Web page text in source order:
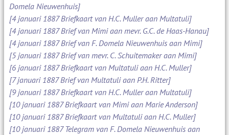
Domela Nieuwenhuis]
[4 januari 1887 Briefkaart van H.C. Muller aan Multatuli]
[4 januari 1887 Brief van Mimi aan mevr. G.C. de Haas-Hanau]
[4 januari 1887 Brief van F. Domela Nieuwenhuis aan Mimi]
[5 januari 1887 Brief van mevr. C. Schuitemaker aan Mimi]
[6 januari 1887 Briefkaart van Multatuli aan H.C. Muller]
[7 januari 1887 Brief van Multatuli aan P.H. Ritter]
[9 januari 1887 Briefkaart van H.C. Muller aan Multatuli]
[10 januari 1887 Briefkaart van Mimi aan Marie Anderson]
[10 januari 1887 Briefkaart van Multatuli aan H.C. Muller]
[10 januari 1887 Telegram van F. Domela Nieuwenhuis aan